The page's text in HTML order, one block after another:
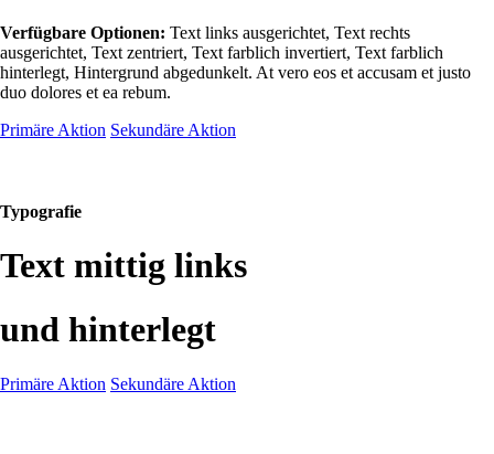
Verfügbare Optionen: Text links ausgerichtet, Text rechts
ausgerichtet, Text zentriert, Text farblich invertiert, Text farblich
hinterlegt, Hintergrund abgedunkelt. At vero eos et accusam et justo
duo dolores et ea rebum.
Primäre Aktion Sekundäre Aktion
Typografie
Text mittig links
und hinterlegt
Primäre Aktion Sekundäre Aktion